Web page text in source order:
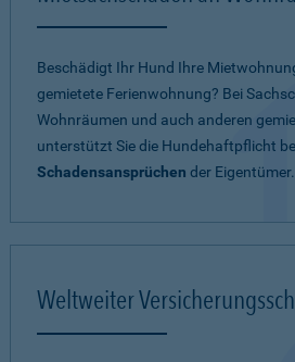
Beschädigt Ihr Hund Ihre
gemietete Ferienwohnung? Bei
Wohnräumen und auch anderen
unterstützt Sie die Hundehaftpflicht
Schadensansprüchen der Eigentümer.
Weltweiter